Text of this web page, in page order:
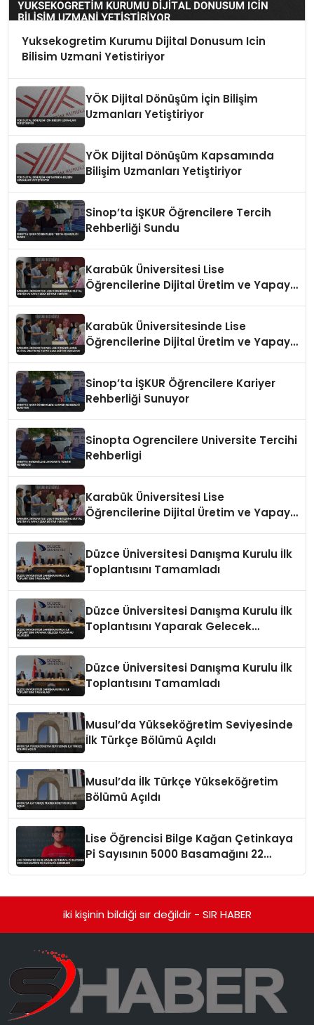
Yuksekogretim Kurumu Dijital Donusum Icin
Bilisim Uzmani Yetistiriyor
YÖK Dijital Dönüşüm İçin Bilişim
Uzmanları Yetiştiriyor
YÖK Dijital Dönüşüm Kapsamında
Bilişim Uzmanları Yetiştiriyor
Sinop’ta İŞKUR Öğrencilere Tercih
Rehberliği Sundu
Karabük Üniversitesi Lise
Öğrencilerine Dijital Üretim ve Yapay
Karabük Üniversitesinde Lise
Öğrencilerine Dijital Üretim ve Yapay
Sinop’ta İŞKUR Öğrencilere Kariyer
Rehberliği Sunuyor
Sinopta Ogrencilere Universite Tercihi
Rehberligi
Karabük Üniversitesi Lise
Öğrencilerine Dijital Üretim ve Yapay
Düzce Üniversitesi Danışma Kurulu İlk
Toplantısını Tamamladı
Düzce Üniversitesi Danışma Kurulu İlk
Toplantısını Yaparak Gelecek
Düzce Üniversitesi Danışma Kurulu İlk
Toplantısını Tamamladı
Musul’da Yükseköğretim Seviyesinde
İlk Türkçe Bölümü Açıldı
Musul’da İlk Türkçe Yükseköğretim
Bölümü Açıldı
Lise Öğrencisi Bilge Kağan Çetinkaya
Pi Sayısının 5000 Basamağını 22
iki kişinin bildiği sır değildir - SIR HABER